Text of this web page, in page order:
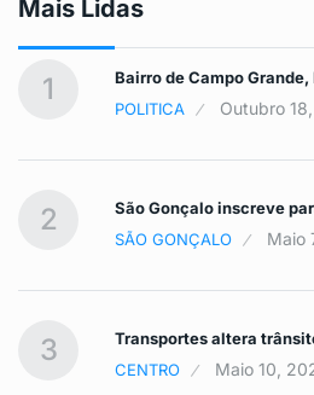
Mais Lidas
1
Bairro de Campo
POLITICA
Outubro
2
São Gonçalo inscreve
SÃO GONÇALO
Maio
3
Transportes altera
CENTRO
Maio 10,